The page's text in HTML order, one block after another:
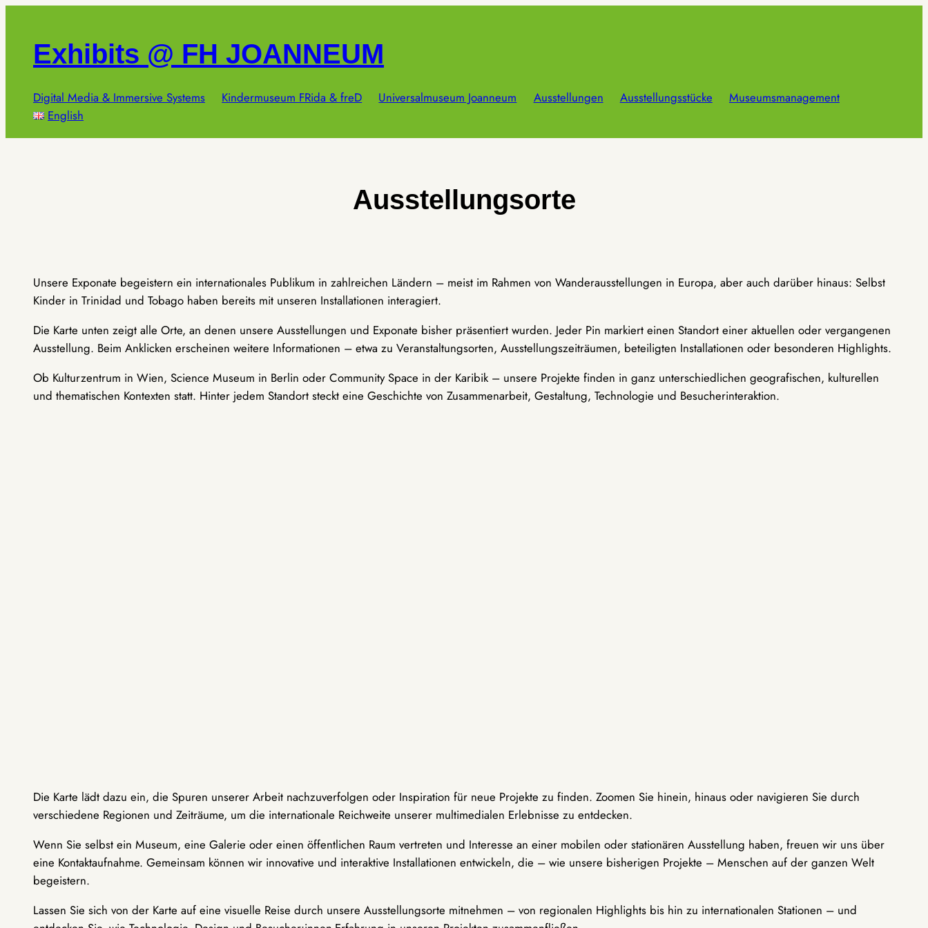
springenExhibits @ FH JOANNEUM
Digital Media & Immersive Systems Kindermuseum FRida & freD Universalmuseum Joanneum Ausstellungen Ausstellungsstücke
Museumsmanagement
English
Ausstellungsorte
Unsere Exponate begeistern ein internationales Publikum in zahlreichen Ländern – meist im Rahmen von Wanderausstellungen in Europa, aber auch darüber hinaus: Selbst
Kinder in Trinidad und Tobago haben bereits mit unseren Installationen interagiert.
Die Karte unten zeigt alle Orte, an denen unsere Ausstellungen und Exponate bisher präsentiert wurden. Jeder Pin markiert einen Standort einer aktuellen oder vergangenen
Ausstellung. Beim Anklicken erscheinen weitere Informationen – etwa zu Veranstaltungsorten, Ausstellungszeiträumen, beteiligten Installationen oder besonderen Highlights.
Ob Kulturzentrum in Wien, Science Museum in Berlin oder Community Space in der Karibik – unsere Projekte finden in ganz unterschiedlichen geografischen, kulturellen
und thematischen Kontexten statt. Hinter jedem Standort steckt eine Geschichte von Zusammenarbeit, Gestaltung, Technologie und Besucherinteraktion.
Die Karte lädt dazu ein, die Spuren unserer Arbeit nachzuverfolgen oder Inspiration für neue Projekte zu finden. Zoomen Sie hinein, hinaus oder navigieren Sie durch
verschiedene Regionen und Zeiträume, um die internationale Reichweite unserer multimedialen Erlebnisse zu entdecken.
Wenn Sie selbst ein Museum, eine Galerie oder einen öffentlichen Raum vertreten und Interesse an einer mobilen oder stationären Ausstellung haben, freuen wir uns über
eine Kontaktaufnahme. Gemeinsam können wir innovative und interaktive Installationen entwickeln, die – wie unsere bisherigen Projekte – Menschen auf der ganzen Welt
begeistern.
Lassen Sie sich von der Karte auf eine visuelle Reise durch unsere Ausstellungsorte mitnehmen – von regionalen Highlights bis hin zu internationalen Stationen – und